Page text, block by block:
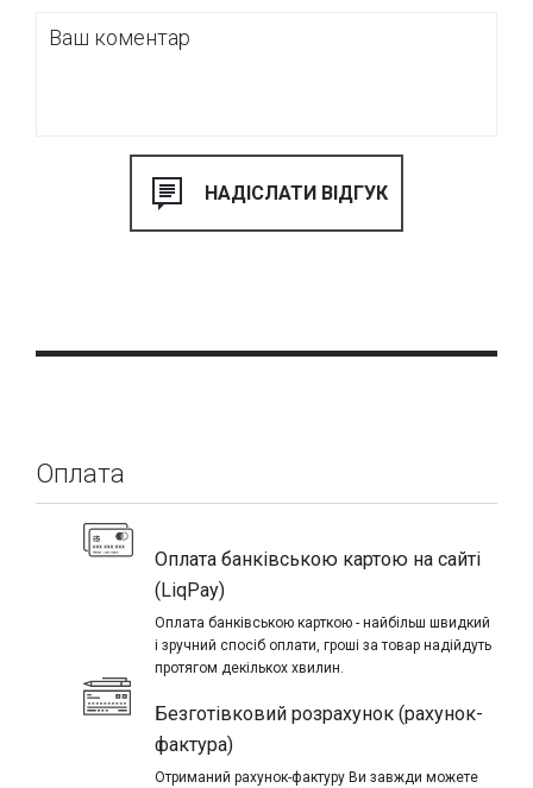
Оплата
Оплата банківською картою на сайті
(LiqPay)
Оплата банківською карткою - найбільш швидкий
і зручний спосіб оплати, гроші за товар надійдуть
протягом декількох хвилин.
Безготівковий розрахунок (рахунок-
фактура)
Отриманий рахунок-фактуру Ви завжди можете